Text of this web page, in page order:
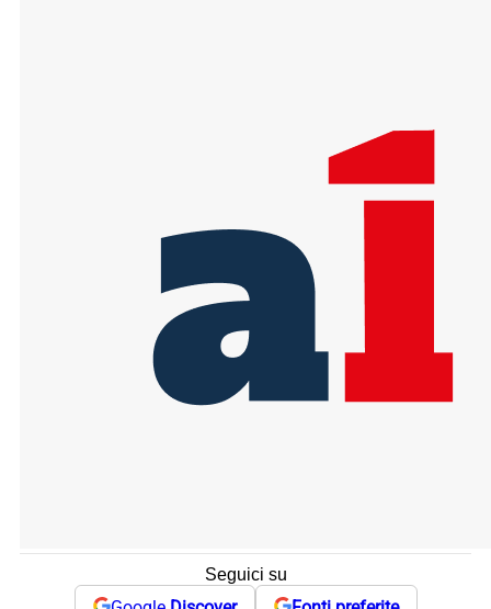
Seguici su